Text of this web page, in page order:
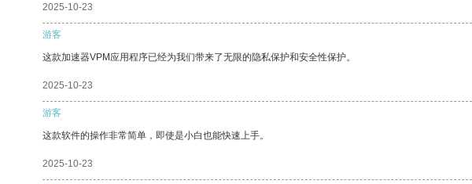
2025-10-23
游客
这款加速器VPM应用程序已经为我们带来了无限的隐私保护和安全性保护。
2025-10-23
游客
这款软件的操作非常简单，即使是小白也能快速上手。
2025-10-23